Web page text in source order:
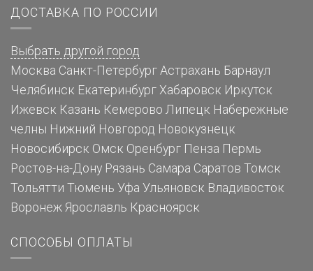
ДОСТАВКА ПО РОССИИ
Выбрать другой город
Москва Санкт-Петербург Астрахань Барнаул
Челябинск Екатеринбург Хабаровск Иркутск
Ижевск Казань Кемерово Липецк Набережные
челны Нижний Новгород Новокузнецк
Новосибирск Омск Оренбург Пенза Пермь
Ростов-на-Дону Рязань Самара Саратов Томск
Тольятти Тюмень Уфа Ульяновск Владивосток
Воронеж Ярославль Красноярск
СПОСОБЫ ОПЛАТЫ